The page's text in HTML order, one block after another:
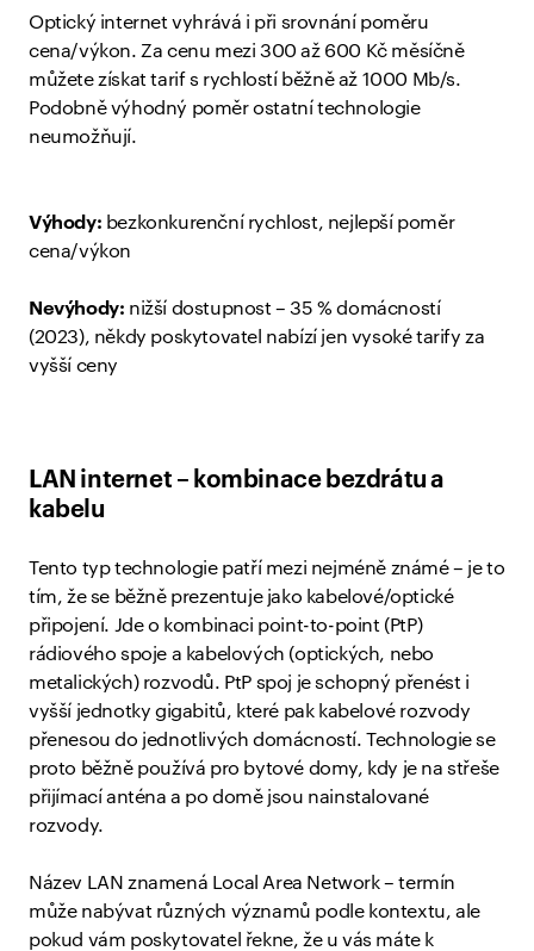
Optický internet vyhrává i při srovnání poměru
cena/výkon. Za cenu mezi 300 až 600 Kč měsíčně
můžete získat tarif s rychlostí běžně až 1000 Mb/s.
Podobně výhodný poměr ostatní technologie
neumožňují.
Výhody: bezkonkurenční rychlost, nejlepší poměr
cena/výkon
Nevýhody: nižší dostupnost – 35 % domácností
(2023), někdy poskytovatel nabízí jen vysoké tarify za
vyšší ceny
LAN internet – kombinace bezdrátu a
kabelu
Tento typ technologie patří mezi nejméně známé – je to
tím, že se běžně prezentuje jako kabelové/optické
připojení. Jde o kombinaci point-to-point (PtP)
rádiového spoje a kabelových (optických, nebo
metalických) rozvodů. PtP spoj je schopný přenést i
vyšší jednotky gigabitů, které pak kabelové rozvody
přenesou do jednotlivých domácností. Technologie se
proto běžně používá pro bytové domy, kdy je na střeše
přijímací anténa a po domě jsou nainstalované
rozvody.
Název LAN znamená Local Area Network – termín
může nabývat různých významů podle kontextu, ale
pokud vám poskytovatel řekne, že u vás máte k